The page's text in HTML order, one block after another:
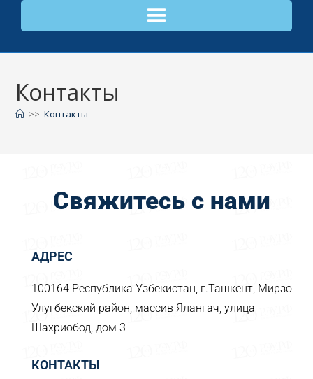
Контакты
>> Контакты
Свяжитесь с нами
АДРЕС
100164 Республика Узбекистан, г.Ташкент, Мирзо
Улугбекский район, массив Ялангач, улица
Шахриобод, дом 3
КОНТАКТЫ